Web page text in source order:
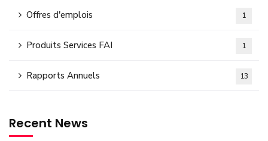
Offres d'emplois 1
Produits Services FAI 1
Rapports Annuels 13
Recent News